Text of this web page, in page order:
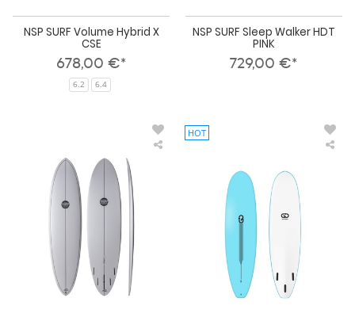
NSP SURF Volume Hybrid X
CSE
678,00 €*
6.2 6.4
NSP SURF Sleep Walker HDT
PINK
729,00 €*
HOT